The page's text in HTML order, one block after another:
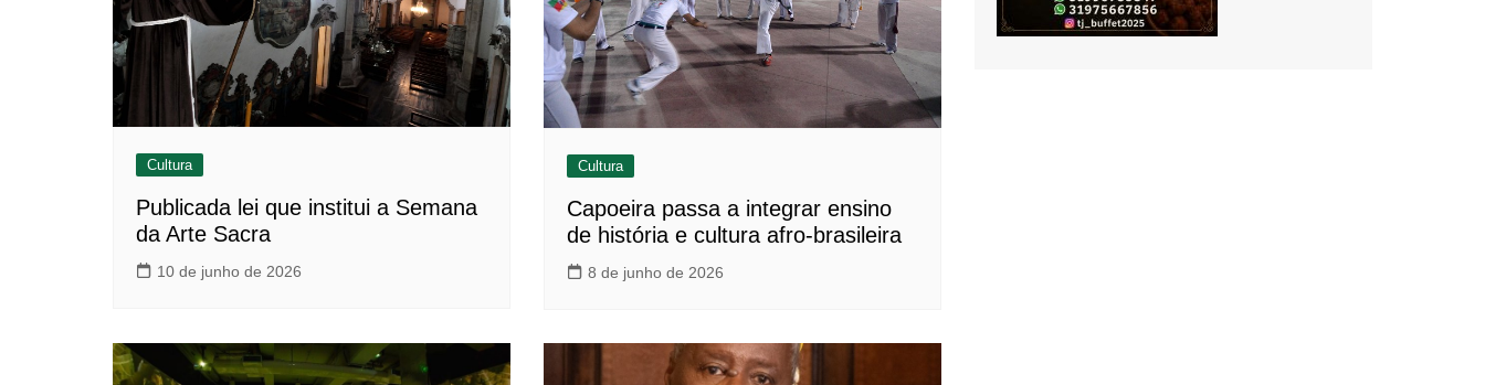
Cultura
Publicada lei que institui a Semana
da Arte Sacra
10 de junho de 2026
Cultura
Capoeira passa a integrar ensino
de história e cultura afro-brasileira
8 de junho de 2026